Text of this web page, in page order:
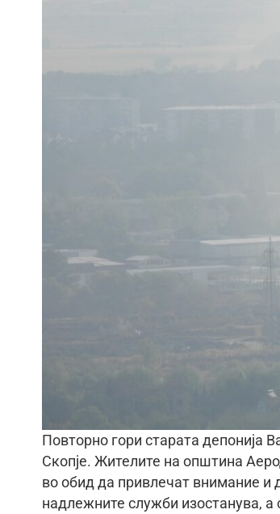
Повторно гори старата депонија
Скопје. Жителите на општина
во обид да привлечат внимание
надлежните служби изостанува, а